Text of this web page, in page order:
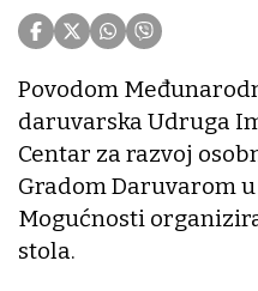
Povodom
daruvarska Udruga
Centar za razvoj
Gradom Daruvarom
Mogućnosti
stola.